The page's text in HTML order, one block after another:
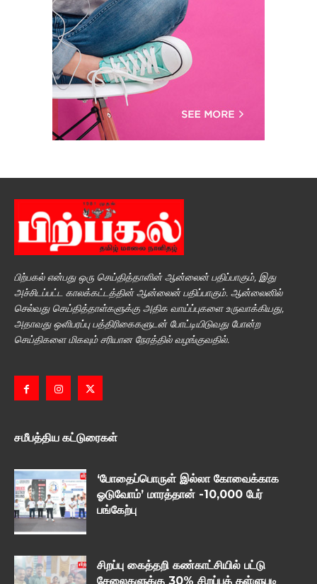
பிற்பகல் என்பது ஒரு செய்தித்தாளின் ஆன்லைன் பதிப்பாகும், இது
அச்சிடப்பட்ட காலக்கட்டத்தின் ஆன்லைன் பதிப்பாகும். ஆன்லைனில்
செல்வது செய்தித்தாள்களுக்கு அதிக வாய்ப்புகளை உருவாக்கியது,
அதாவது ஒளிபரப்பு பத்திரிகைகளுடன் போட்டியிடுவது போன்ற
செய்திகளை மிகவும் சரியான நேரத்தில் வழங்குவதில்.
சமீபத்திய கட்டுரைகள்
‘போதைப்பொருள் இல்லா கோவைக்காக
ஓடுவோம்’ மாரத்தான் -10,000 பேர்
பங்கேற்பு
சிறப்பு கைத்தறி கண்காட்சியில் பட்டு
சேலைகளுக்கு 30% சிறப்புத் தள்ளுபடி